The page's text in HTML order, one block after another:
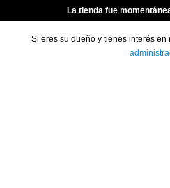
La tienda fue
Si eres su dueño y tienes interés en